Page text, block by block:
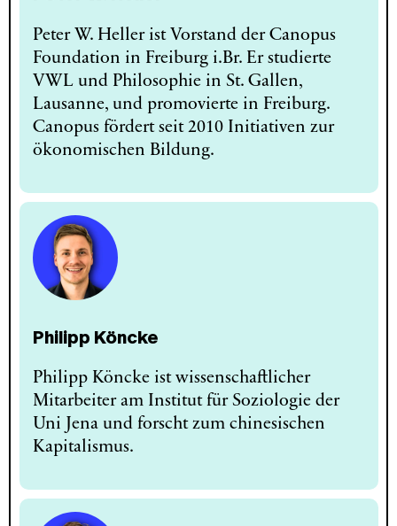
Peter W. Heller ist Vorstand der Canopus
Foundation in Freiburg i.Br. Er studierte
VWL und Philosophie in St. Gallen,
Lausanne, und promovierte in Freiburg.
Canopus fördert seit 2010 Initiativen zur
ökonomischen Bildung.
Philipp Köncke
Philipp Köncke ist wissenschaftlicher
Mitarbeiter am Institut für Soziologie der
Uni Jena und forscht zum chinesischen
Kapitalismus.